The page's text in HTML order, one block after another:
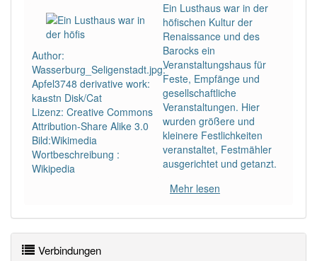
Wörter mit Endung -lusthausaber mit einem
Das Wort wird häufig verwendet im Bereich früher
90% unserer Spielapp-Nutzer haben den Artikel
korrekt erraten.
Author:
Wasserburg_Seligenstadt.jpg:
Apfel3748 derivative work:
kaʁstn Disk/Cat
Lizenz: Creative Commons
Attribution-Share Alike 3.0
Bild:Wikimedia
Wortbeschreibung :
Wikipedia
Ein Lusthaus war in der
höfischen Kultur der
Renaissance und des
Barocks ein
Veranstaltungshaus für
Feste, Empfänge und
gesellschaftliche
Veranstaltungen. Hier
wurden größere und
kleinere Festlichkeiten
veranstaltet, Festmähler
ausgerichtet und getanzt.
Mehr lesen
Verbindungen